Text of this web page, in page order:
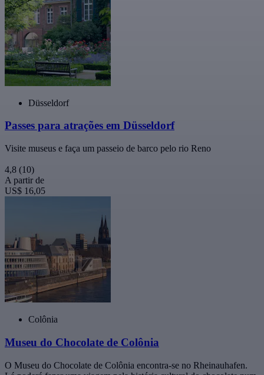
Düsseldorf
Passes para atrações em Düsseldorf
Visite museus e faça um passeio de barco pelo rio Reno
4,8 (10)
A partir de
US$ 16,05
Colônia
Museu do Chocolate de Colônia
O Museu do Chocolate de Colônia encontra-se no Rheinauhafen.